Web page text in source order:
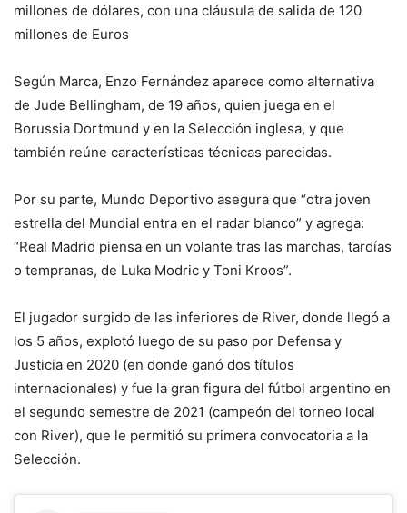
millones de dólares, con una cláusula de salida de 120
millones de Euros
Según Marca, Enzo Fernández aparece como alternativa
de Jude Bellingham, de 19 años, quien juega en el
Borussia Dortmund y en la Selección inglesa, y que
también reúne características técnicas parecidas.
Por su parte, Mundo Deportivo asegura que “otra joven
estrella del Mundial entra en el radar blanco” y agrega:
“Real Madrid piensa en un volante tras las marchas, tardías
o tempranas, de Luka Modric y Toni Kroos”.
El jugador surgido de las inferiores de River, donde llegó a
los 5 años, explotó luego de su paso por Defensa y
Justicia en 2020 (en donde ganó dos títulos
internacionales) y fue la gran figura del fútbol argentino en
el segundo semestre de 2021 (campeón del torneo local
con River), que le permitió su primera convocatoria a la
Selección.